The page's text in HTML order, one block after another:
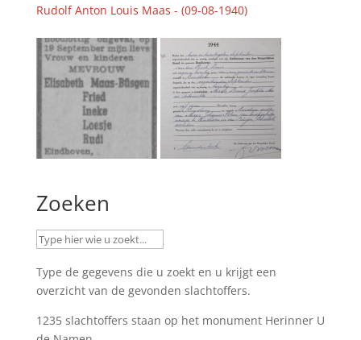
Rudolf Anton Louis Maas - (09-08-1940)
Zoeken
Type de gegevens die u zoekt en u krijgt een
overzicht van de gevonden slachtoffers.
1235 slachtoffers staan op het monument Herinner U